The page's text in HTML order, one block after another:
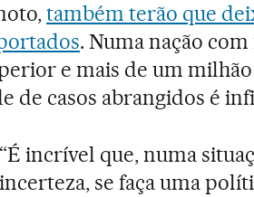
também terão que
. Numa nação
e mais de um
de casos abrangidos é
“É incrível que, numa
incerteza, se faça uma